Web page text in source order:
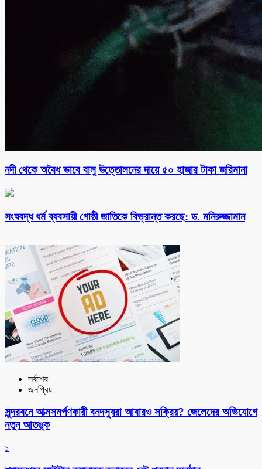
নদী থেকে অবৈধ ভাবে বালু উত্তোলনের দায়ে ৫০ হাজার টাকা জরিমানা
সংঘবদ্ধ ধর্ম ব্যবসায়ী গোষ্ঠী জাতিকে বিভ্রান্ত করছে: ড. মনিরুজ্জামান
সর্বশেষ
জনপ্রিয়
সুন্দরবনে আত্মসমর্পণকারী বনদস্যুরা আবারও সক্রিয়? জেলেদের অভিযোগে
নতুন আতঙ্ক
১